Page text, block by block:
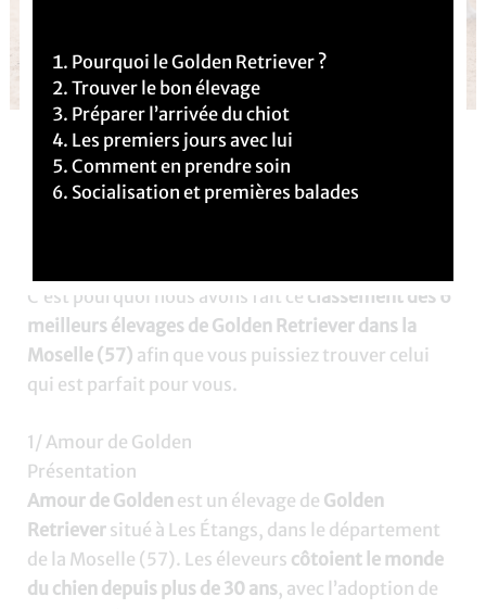
Vous souhaitezadopter un chiot
dans le département de la Moselle (57)
très bonne idée ! Cependant, il peut être difficile de
C’est pourquoi nous avons fait ce classement des 6
meilleurs élevages de Golden Retriever dans la
Moselle (57) afin que vous puissiez trouver celui
qui est parfait pour vous.
1/ Amour de Golden
Présentation
Amour de Golden est un élevage de Golden
Retriever situé à Les Étangs, dans le département
de la Moselle (57). Les éleveurs côtoient le monde
du chien depuis plus de 30 ans, avec l’adoption de
Pourquoi le Golden Retriever ?
Trouver le bon élevage
Préparer l’arrivée du chiot
Les premiers jours avec lui
Comment en prendre soin
Socialisation et premières balades